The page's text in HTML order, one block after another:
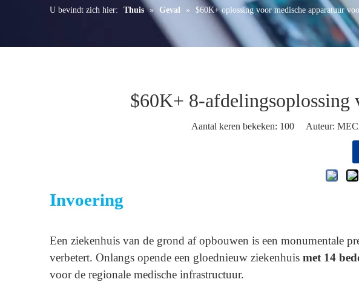
U bevindt zich hier: Thuis » Geval » $60K+ oplossing voor medische apparatuur
$60K+ 8-afdelingsoplossing
Aantal keren bekeken: 100Auteur:
Invoering
Een ziekenhuis van de grond af opbouwen is een monumentale
verbetert. Onlangs opende een gloednieuw ziekenhuis met 14
voor de regionale medische infrastructuur.